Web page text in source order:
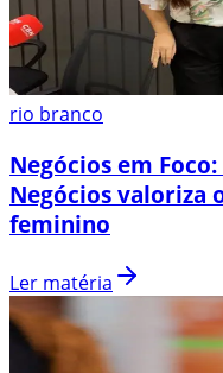
rio branco
Negócios em
Negócios valoriza
feminino
Ler matéria